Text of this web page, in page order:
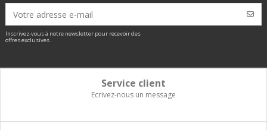
Inscrivez-vous à notre newsletter pour recevoir des
offres exclusives.
Service client
Ecrivez-nous un message